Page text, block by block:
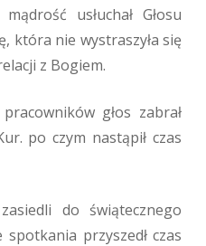
usłuchał Głosu
która nie wystraszyła się
z Bogiem.
głos zabrał
po czym nastąpił czas
do świątecznego
przyszedł czas